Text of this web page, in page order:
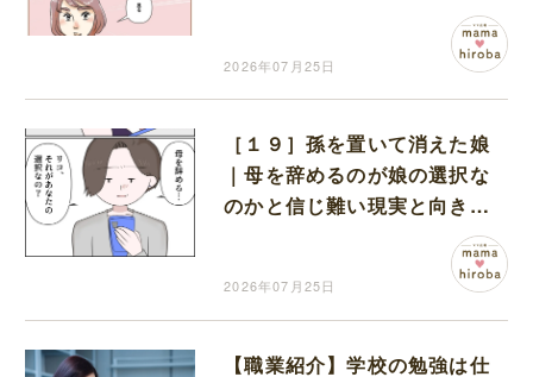
2026年07月25日
［１９］孫を置いて消えた娘
｜母を辞めるのが娘の選択な
のかと信じ難い現実と向き合
2026年07月25日
【職業紹介】学校の勉強は仕